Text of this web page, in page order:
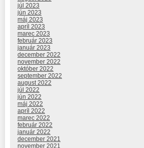
júl 2023
jún 2023
máj 2023
apríl 2023
marec 2023
február 2023
január 2023
december 2022
november 2022
október 2022
september 2022
august 2022
júl 2022
jún 2022
máj 2022
apríl 2022
marec 2022
február 2022
január 2022
december 2021
november 2021